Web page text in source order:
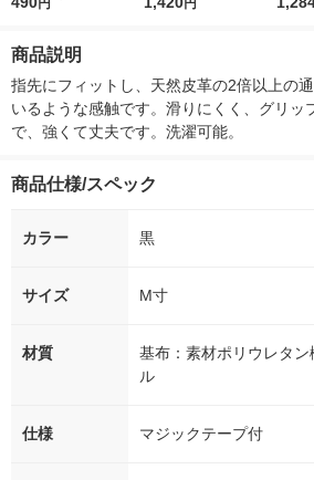
シ） オリジナル
円 円
商品説明
指先にフィットし、天然皮革の2倍以上の
いるような感触です。滑りにくく、グリッ
で、強くて丈夫です。洗濯可能。
商品仕様/スペック
カラー 黒
サイズ M寸
材質
基布：素材ポリウレタ
ル
仕様 マジックテープ付